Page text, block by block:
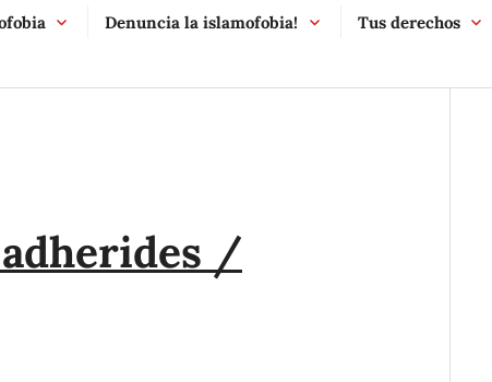
Denuncia la islamofobia! Tus derechos
/